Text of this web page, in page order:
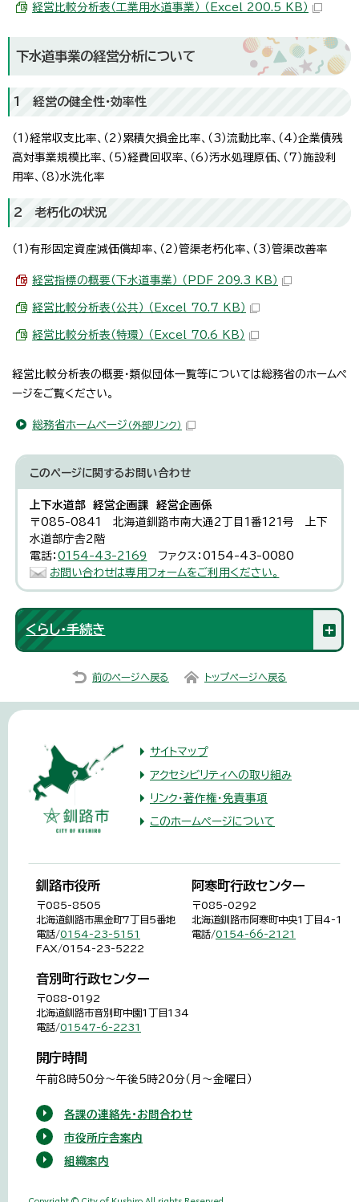
経営比較分析表（工業用水道事業） （Excel 200.5 KB）
下水道事業の経営分析について
1 経営の健全性・効率性
（1）経常収支比率、（2）累積欠損金比率、（3）流動比率、（4）企業債残
高対事業規模比率、（5）経費回収率、（6）汚水処理原価、（7）施設利
用率、（8）水洗化率
2 老朽化の状況
（1）有形固定資産減価償却率、（2）管渠老朽化率、（3）管渠改善率
経営指標の概要（下水道事業） （PDF 209.3 KB）
経営比較分析表（公共） （Excel 70.7 KB）
経営比較分析表（特環） （Excel 70.6 KB）
経営比較分析表の概要・類似団体一覧等については総務省のホームペ
ージをご覧ください。
総務省ホームページ （外部リンク）
このページに関するお問い合わせ
上下水道部 経営企画課 経営企画係
〒085-0841 北海道釧路市南大通2丁目1番121号 上下
水道部庁舎2階
電話：0154-43-2169
ファクス：0154-43-0080
お問い合わせは専用フォームをご利用ください。
くらし・手続き
前のページへ戻る トップページへ戻る
サイトマップ
アクセシビリティへの取り組み
リンク・著作権・免責事項
このホームページについて
釧路市役所
〒085-8505
北海道釧路市黒金町7丁目5番地
電話/0154-23-5151
FAX/0154-23-5222
阿寒町行政センター
〒085-0292
北海道釧路市阿寒町中央1丁目4-1
電話/0154-66-2121
音別町行政センター
〒088-0192
北海道釧路市音別町中園1丁目134
電話/01547-6-2231
開庁時間
午前8時50分～午後5時20分（月～金曜日）
各課の連絡先・お問合わせ
市役所庁舎案内
組織案内